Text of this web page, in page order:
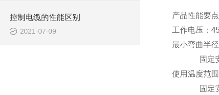
控制电缆的性能区别
2021-07-09
产品性能要
工作电压：
最小弯曲半
固定
使用温度范
固定